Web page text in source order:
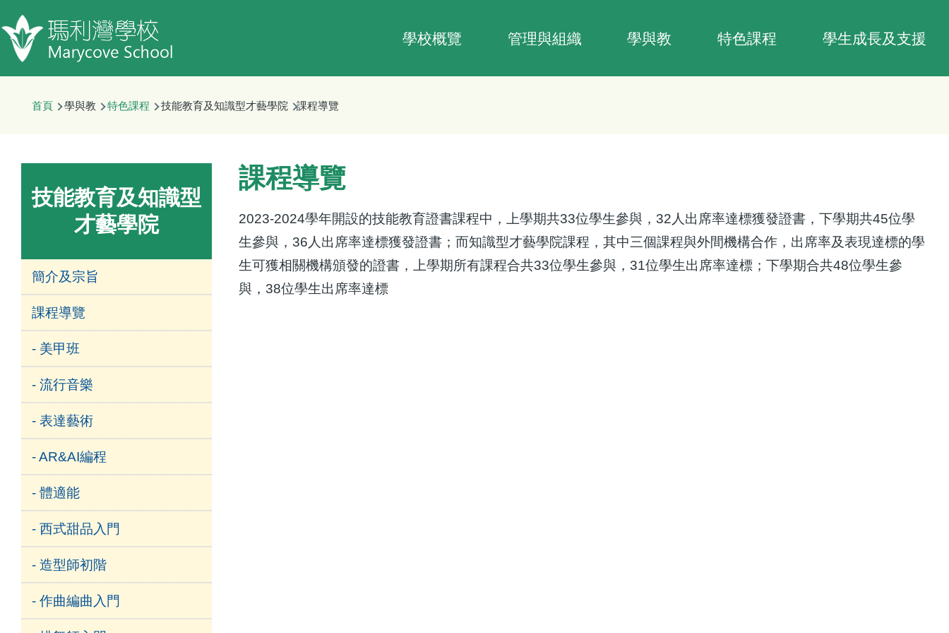
移至主內容
navigation
學校概覽 管理與組織 學與教 特色課程 學生成長及支援
首頁 學與教 特色課程 技能教育及知識型才藝學院 課程導覽
課程導覽
2023-2024學年開設的技能教育證書課程中，上學期共33位學生參與，32 人出席率達標獲發證書，下學期共45位學
生參與，36 人出席率達標獲發證書；而知識型才藝學院課程，其中三個課程與外間機構合作，出席率及表現達標的學
生可獲相關機構頒發的證書，上學期所有課程合共33位學生參與，31位學生出席率達標；下學期合共48位學生參
與，38位學生出席率達標
技能教育及知識型
才藝學院
簡介及宗旨
課程導覽
- 美甲班
- 流行音樂
- 表達藝術
- AR&AI編程
- 體適能
- 西式甜品入門
- 造型師初階
- 作曲編曲入門